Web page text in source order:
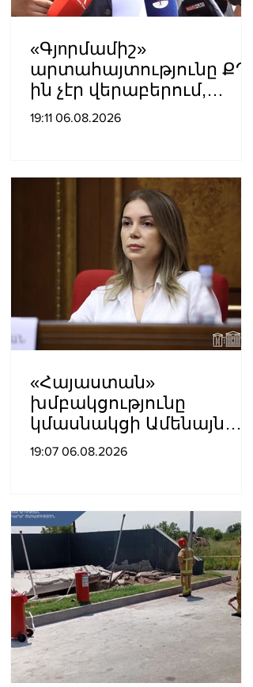
«Գյnրմամիշ»
արտահայտությունը ՔՊ-
ին չէր վերաբերում,
ինձնից բիզնես
19:11 06.08.2026
«Հայաստան»
խմբակցությունը
կմասնակցի Ամենայն
Հայոց Կաթողիկոսի
19:07 06.08.2026